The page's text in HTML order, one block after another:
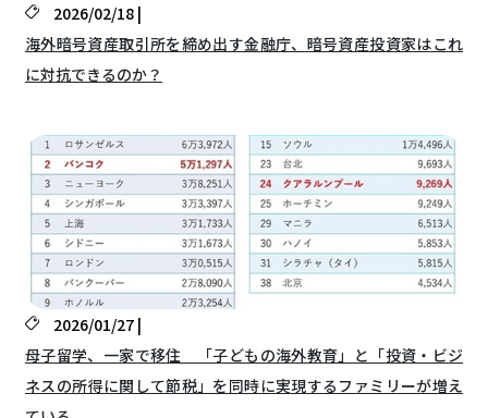
2026/02/18 |
海外暗号資産取引所を締め出す金融庁、暗号資産投資家はこれ
に対抗できるのか？
2026/01/27 |
母子留学、一家で移住 「子どもの海外教育」と「投資・ビジ
ネスの所得に関して節税」を同時に実現するファミリーが増え